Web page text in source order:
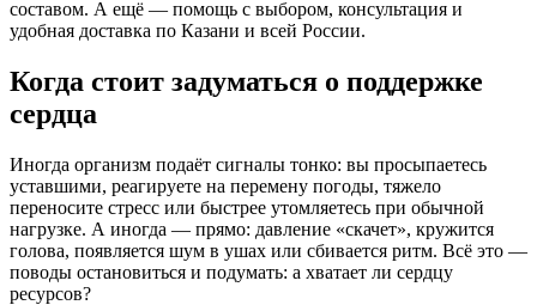
составом. А ещё — помощь с выбором, консультация и
удобная доставка по Казани и всей России.
Когда стоит задуматься о поддержке
сердца
Иногда организм подаёт сигналы тонко: вы просыпаетесь
уставшими, реагируете на перемену погоды, тяжело
переносите стресс или быстрее утомляетесь при обычной
нагрузке. А иногда — прямо: давление «скачет», кружится
голова, появляется шум в ушах или сбивается ритм. Всё это —
поводы остановиться и подумать: а хватает ли сердцу
ресурсов?